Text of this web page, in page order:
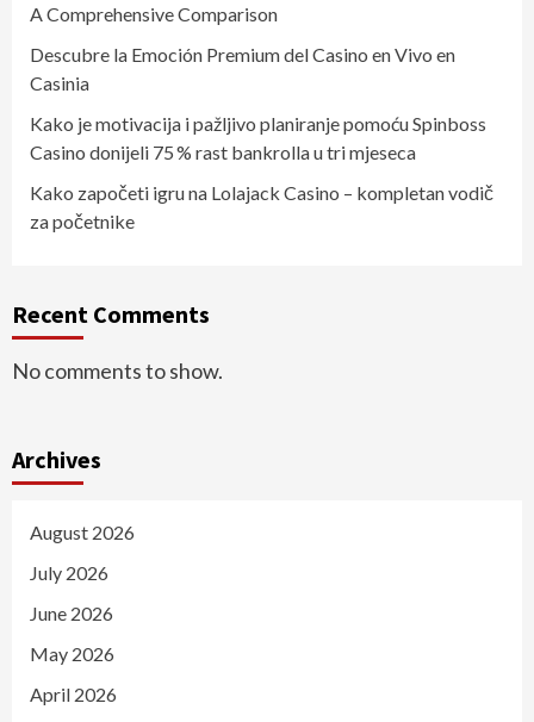
A Comprehensive Comparison
Descubre la Emoción Premium del Casino en Vivo en
Casinia
Kako je motivacija i pažljivo planiranje pomoću Spinboss
Casino donijeli 75 % rast bankrolla u tri mjeseca
Kako započeti igru na Lolajack Casino – kompletan vodič
za početnike
Recent Comments
No comments to show.
Archives
August 2026
July 2026
June 2026
May 2026
April 2026